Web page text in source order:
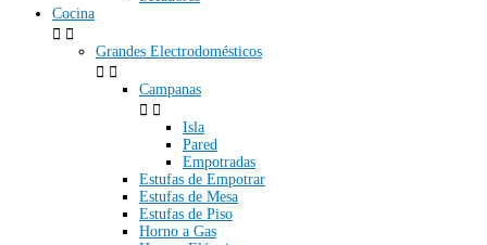
Cocina
 
Grandes Electrodomésticos
 
Campanas
 
Isla
Pared
Empotradas
Estufas de Empotrar
Estufas de Mesa
Estufas de Piso
Horno a Gas